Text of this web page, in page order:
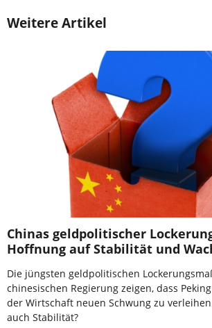
Weitere Artikel
Chinas geldpolitischer
Hoffnung auf Stabilität und
Die jüngsten geldpolitischen
chinesischen Regierung zeigen, dass
der Wirtschaft neuen Schwung zu
auch Stabilität?